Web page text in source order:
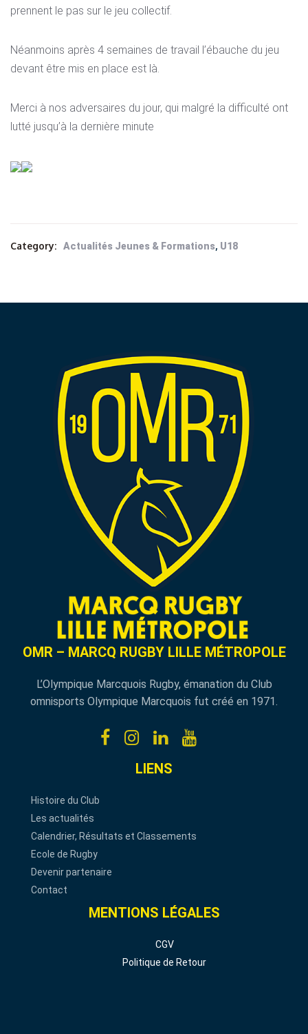
prennent le pas sur le jeu collectif.
Néanmoins après 4 semaines de travail l’ébauche du jeu
devant être mis en place est là.
Merci à nos adversaires du jour, qui malgré la difficulté ont
lutté jusqu’à la dernière minute
Category: Actualités Jeunes & Formations, U18
OMR – MARCQ RUGBY LILLE MÉTROPOLE
L’Olympique Marcquois Rugby, émanation du Club
omnisports Olympique Marcquois fut créé en 1971.
LIENS
Histoire du Club
Les actualités
Calendrier, Résultats et Classements
Ecole de Rugby
Devenir partenaire
Contact
MENTIONS LÉGALES
CGV
Politique de Retour